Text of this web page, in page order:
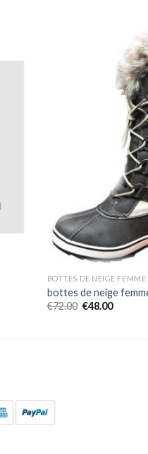
BOTTES DE NEIGE
bottes de neige
€72.00 €48.00